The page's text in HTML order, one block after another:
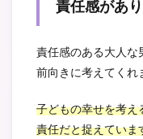
責任感があ
責任感のある大人な
前向きに考えてくれ
子どもの幸せを考え
責任だと捉えていま